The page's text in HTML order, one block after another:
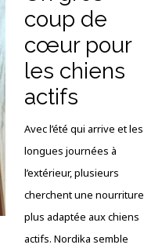
coup de
cœur pour
les chiens
actifs
Avec l’été qui arrive et les
longues journées à
l’extérieur, plusieurs
cherchent une nourriture
plus adaptée aux chiens
actifs. Nordika semble